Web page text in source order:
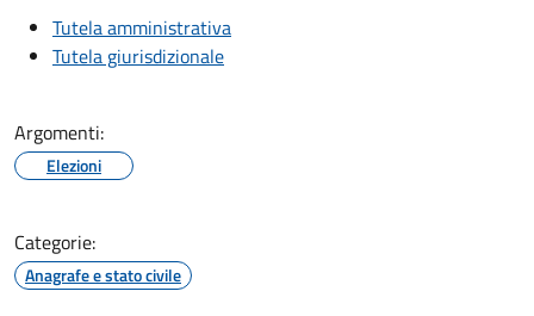
Tutela amministrativa
Tutela giurisdizionale
Argomenti:
Elezioni
Categorie:
Anagrafe e stato civile